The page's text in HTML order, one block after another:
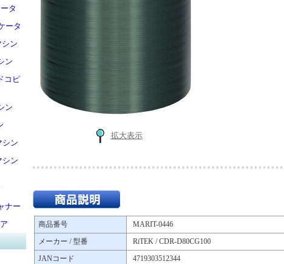
タ
ータ
シン
ン
コピ
ン
シン
ン
ナー
拡大表示
商品番号
MARIT-0446
メーカー / 型番
RiTEK / CDR-D80CG100
JANコード
4719303512344